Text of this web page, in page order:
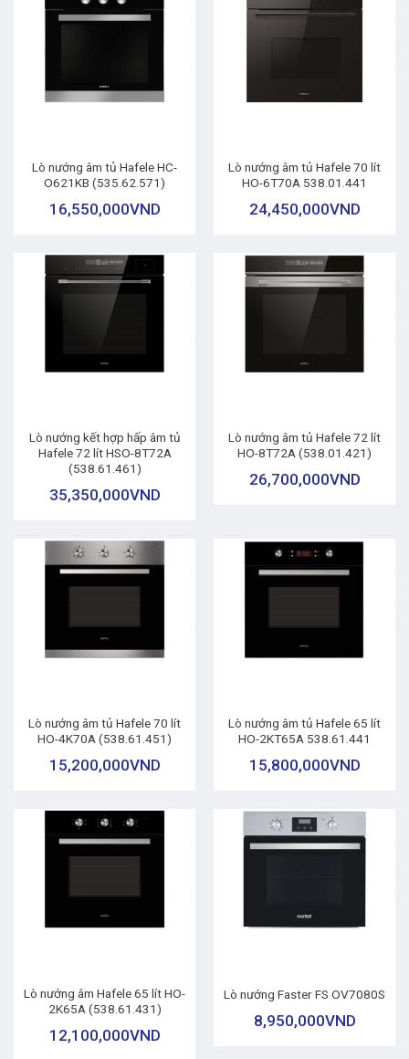
Lò nướng âm tủ Hafele HC-
O621KB (535.62.571)
16,550,000VND
Lò nướng âm tủ Hafele 70 lít
HO-6T70A 538.01.441
24,450,000VND
Lò nướng kết hợp hấp âm tủ
Hafele 72 lít HSO-8T72A
(538.61.461)
35,350,000VND
Lò nướng âm tủ Hafele 72 lít
HO-8T72A (538.01.421)
26,700,000VND
Lò nướng âm tủ Hafele 70 lít
HO-4K70A (538.61.451)
15,200,000VND
Lò nướng âm tủ Hafele 65 lít
HO-2KT65A 538.61.441
15,800,000VND
Lò nướng âm Hafele 65 lít HO-
2K65A (538.61.431)
12,100,000VND
Lò nướng Faster FS OV7080S
8,950,000VND